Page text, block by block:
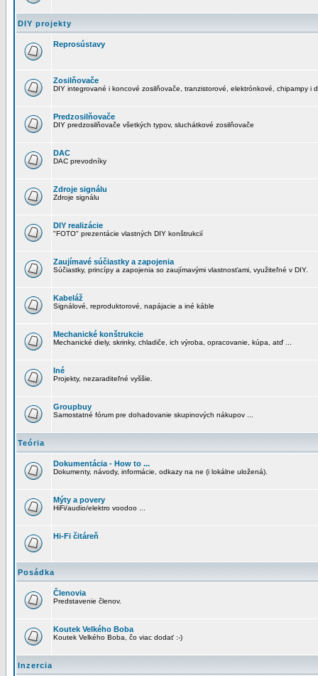
DIY projekty
Reprosústavy
Zosilňovače
DIY integrované i koncové zosilňovače, tranzistorové, elektrónkové, chipampy i
Predzosilňovače
DIY predzosilňovače všetkých typov, sluchátkové zosilňovače
DAC
DAC prevodníky
Zdroje signálu
Zdroje signálu
DIY realizácie
"FOTO" prezentácie vlastných DIY konštrukcií
Zaujímavé súčiastky a zapojenia
Súčiastky, princípy a zapojenia so zaujímavými vlastnosťami, využiteľné v DIY.
Kabeláž
Signálové, reproduktorové, napájacie a iné káble
Mechanické konštrukcie
Mechanické diely, skrinky, chladiče, ich výroba, opracovanie, kúpa, atď ...
Iné
Projekty, nezaraditeľné vyššie.
Groupbuy
Samostatné fórum pre dohadovanie skupinových nákupov ...
Teória
Dokumentácia - How to ...
Dokumenty, návody, informácie, odkazy na ne (i lokálne uložená).
Mýty a povery
HiFi/audio/elektro voodoo ...
Hi-Fi čitáreň
Posádka
Členovia
Predstavenie členov.
Koutek Velkého Boba
Koutek Velkého Boba, čo viac dodať :-)
Inzercia